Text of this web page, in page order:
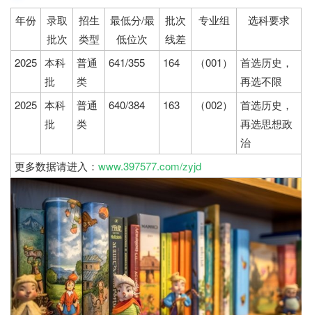
年份
录取
批次
招生
类型
最低分/最
低位次
批次
线差
专业组 选科要求
2025 本科
批
普通
类
641/355 164 （001）
首选历史，
再选不限
2025 本科
批
普通
类
640/384 163 （002）
首选历史，
再选思想政
治
更多数据请进入： www.397577.com/zyjd